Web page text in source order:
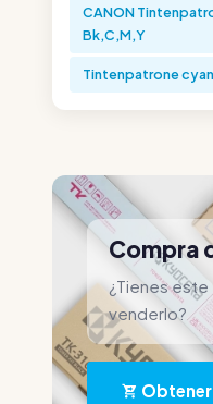
CANON
Bk,C,M,Y
Tintenpatrone cyan
Compra
¿Tienes
venderlo?